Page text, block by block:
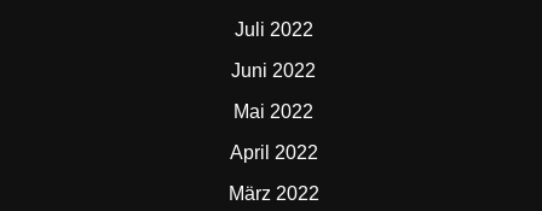
Juli 2022
Juni 2022
Mai 2022
April 2022
März 2022